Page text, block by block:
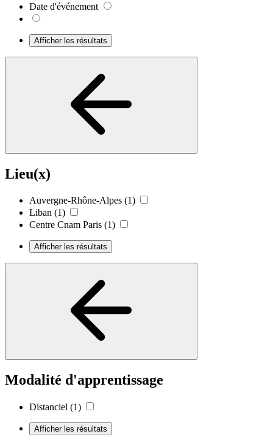
Date d'événement
Afficher les résultats
Lieu(x)
Auvergne-Rhône-Alpes (1)
Liban (1)
Centre Cnam Paris (1)
Afficher les résultats
Modalité d'apprentissage
Distanciel (1)
Afficher les résultats